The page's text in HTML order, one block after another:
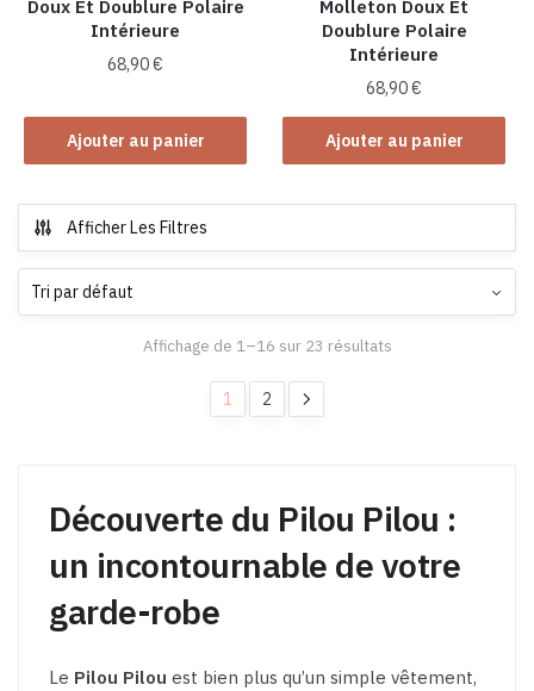
Doux Et Doublure Polaire
Intérieure
68,90€
Ajouter au panier
Molleton Doux Et
Doublure Polaire
Intérieure
68,90€
Ajouter au panier
Afficher Les Filtres
Affichage de 1–16 sur 23 résultats
1 2
Découverte du Pilou Pilou :
un incontournable de votre
garde-robe
Le Pilou Pilou est bien plus qu’un simple vêtement,